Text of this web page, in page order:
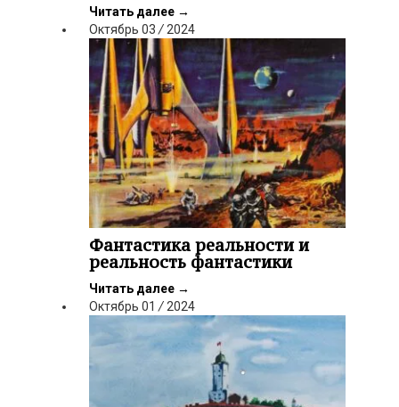
Читать далее →
Октябрь 03/2024
Фантастика реальности и
реальность фантастики
Читать далее →
Октябрь 01 / 2024